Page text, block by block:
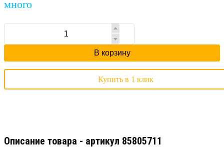
много
В корзину
Купить в 1 клик
Описание товара - артикул 85805711